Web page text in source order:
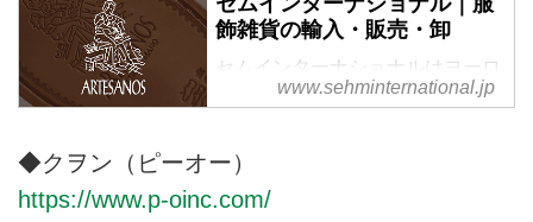
作りを目指します。
飾雑貨の輸入・販売・卸
セムインターナショナルはヨーロ
ッパ、アメリカの服飾及び服雑貨
www.sehminternational.jp
◆クヲン（ピーオー）
https://www.p-oinc.com/